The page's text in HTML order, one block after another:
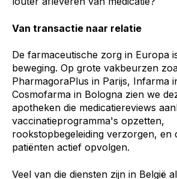
Van transactie naar relatie
De farmaceutische zorg in Europa
beweging. Op grote vakbeurzen
PharmagoraPlus in Parijs, Infarma
Cosmofarma in Bologna zien we
apotheken die medicatiereviews
vaccinatieprogramma's opzetten,
rookstopbegeleiding verzorgen, en
patiënten actief opvolgen.
Veel van die diensten zijn in België